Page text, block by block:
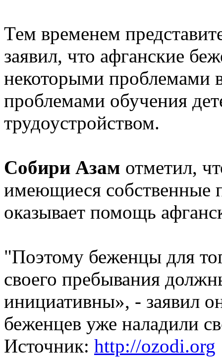
Тем временем
заявил, что афганские
некоторыми проблемами
проблемами обучения
трудоустройством.
Собири Азам отметил,
имеющиеся собственные
оказывает помощь
"Поэтому беженцы для
своего пребывания
инициативны», - заявил
беженцев уже наладили
Источник: http://ozodi.org